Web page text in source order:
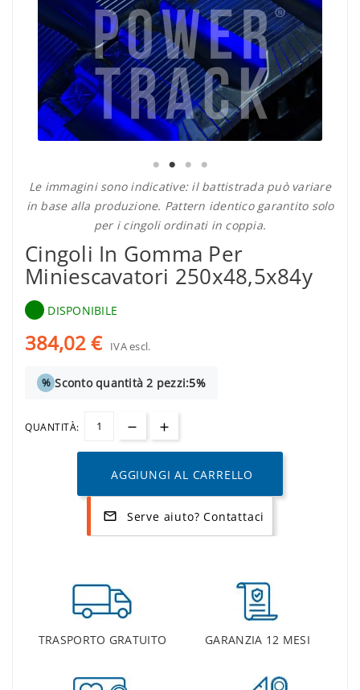
Le immagini sono indicative: il battistrada può variare
in base alla produzione. Pattern identico garantito solo
per i cingoli ordinati in coppia.
Cingoli In Gomma Per
Miniescavatori 250x48,5x84y
DISPONIBILE
384,02 € IVA escl.
% Sconto quantità 2 pezzi:5%
QUANTITÀ:
AGGIUNGI AL CARRELLO
mail_outline Serve aiuto? Contattaci
TRASPORTO GRATUITO GARANZIA 12 MESI